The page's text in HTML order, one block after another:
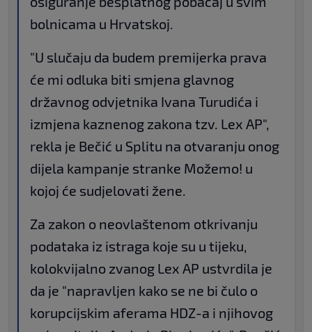
bolnicama u Hrvatskoj.
"U slučaju da budem premijerka prava
će mi odluka biti smjena glavnog
državnog odvjetnika Ivana Turudića i
izmjena kaznenog zakona tzv. Lex AP",
rekla je Bečić u Splitu na otvaranju onog
dijela kampanje stranke Možemo! u
kojoj će sudjelovati žene.
Za zakon o neovlaštenom otkrivanju
podataka iz istraga koje su u tijeku,
kolokvijalno zvanog Lex AP ustvrdila je
da je "napravljen kako se ne bi čulo o
korupcijskim aferama HDZ-a i njihovog